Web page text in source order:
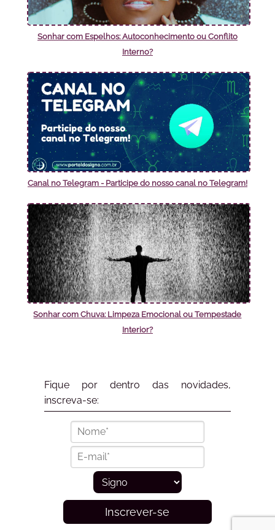
Sonhar com Espelhos: Autoconhecimento ou Conflito
Interno?
Canal no Telegram - Participe do nosso canal no Telegram!
Sonhar com Chuva: Limpeza Emocional ou Tempestade
Interior?
Fique por dentro das novidades,
inscreva-se:
Inscrever-se